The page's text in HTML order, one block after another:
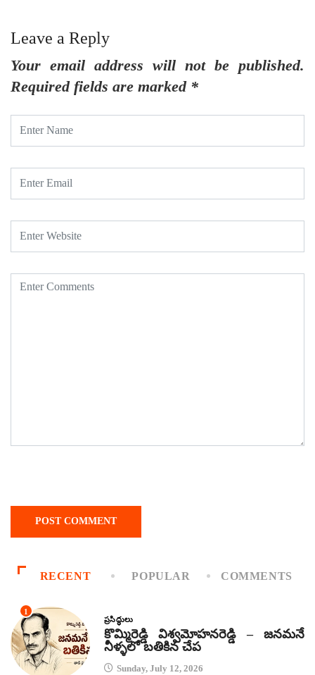
Leave a Reply
Your email address will not be published.
Required fields are marked *
RECENT POPULAR COMMENTS
1
ప్రసిద్ధులు
కొమ్మిరెడ్డి విశ్వమోహనరెడ్డి – జనమనే
నీళ్ళలో బతికిన చేప
Sunday, July 12, 2026